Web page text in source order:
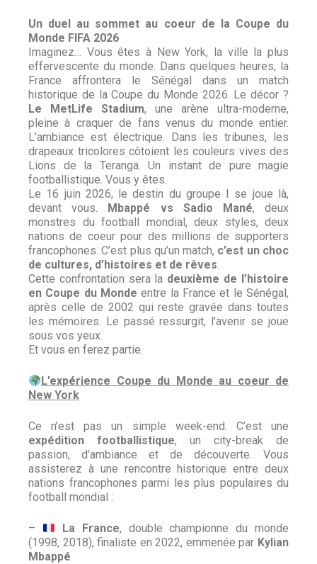
Un duel au sommet au coeur de la Coupe du
Monde FIFA 2026
Imaginez… Vous êtes à New York, la ville la plus
effervescente du monde. Dans quelques heures, la
France affrontera le Sénégal dans un match
historique de la Coupe du Monde 2026. Le décor ?
Le MetLife Stadium, une arène ultra-moderne,
pleine à craquer de fans venus du monde entier.
L’ambiance est électrique. Dans les tribunes, les
drapeaux tricolores côtoient les couleurs vives des
Lions de la Teranga. Un instant de pure magie
footballistique. Vous y êtes.
Le 16 juin 2026, le destin du groupe I se joue là,
devant vous. Mbappé vs Sadio Mané, deux
monstres du football mondial, deux styles, deux
nations de coeur pour des millions de supporters
francophones. C’est plus qu’un match, c’est un choc
de cultures, d’histoires et de rêves.
Cette confrontation sera la deuxième de l’histoire
en Coupe du Monde entre la France et le Sénégal,
après celle de 2002 qui reste gravée dans toutes
les mémoires. Le passé ressurgit, l’avenir se joue
sous vos yeux.
Et vous en ferez partie.
L’expérience Coupe du Monde au coeur de
New York
Ce n’est pas un simple week-end. C’est une
expédition footballistique, un city-break de
passion, d’ambiance et de découverte. Vous
assisterez à une rencontre historique entre deux
nations francophones parmi les plus populaires du
football mondial :
– La France, double championne du monde
(1998, 2018), finaliste en 2022, emmenée par Kylian
Mbappé